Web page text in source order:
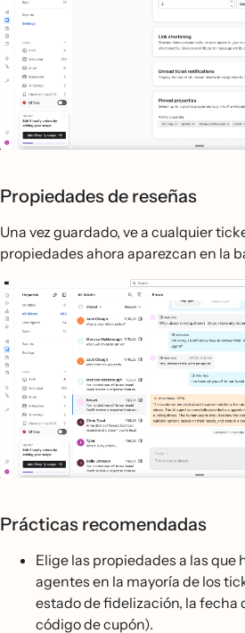
Propiedades de reseñas
Una vez guardado, ve a cualquier
propiedades ahora aparezcan en la
Prácticas recomendadas
Elige las propiedades a las que
agentes en la mayoría de los
estado de fidelización, la fecha
código de cupón).